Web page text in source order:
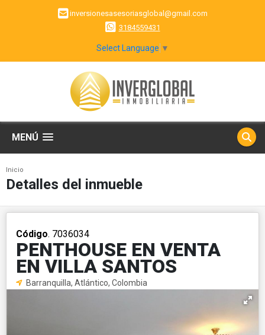
inversionesasesoriasglobal@gmail.com
3184559431
Select Language ▼
MENÚ
Inicio
Detalles del inmueble
Código. 7036034
PENTHOUSE EN VENTA
EN VILLA SANTOS
Barranquilla, Atlántico, Colombia